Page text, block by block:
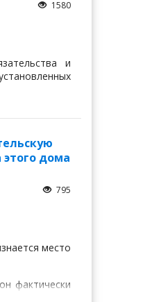
1580
и
дома
795
место
фактически